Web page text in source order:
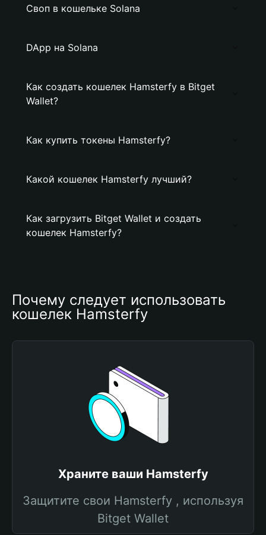
Своп в кошельке Solana
DApp на Solana
Как создать кошелек Hamsterfy в Bitget
Wallet?
Как купить токены Hamsterfy?
Какой кошелек Hamsterfy лучший?
Как загрузить Bitget Wallet и создать
кошелек Hamsterfy?
Почему следует использовать
кошелек Hamsterfy
Храните ваши Hamsterfy
Защитите свои Hamsterfy , используя
Bitget Wallet